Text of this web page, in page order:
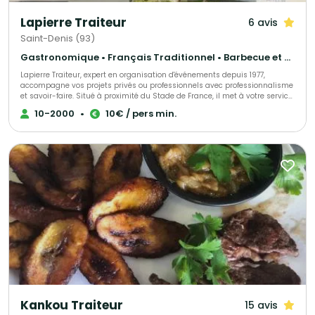
Lapierre Traiteur 6 avis
Saint-Denis (93)
Gastronomique • Français Traditionnel • Barbecue et grillades
Lapierre Traiteur, expert en organisation d'événements depuis 1977,
accompagne vos projets privés ou professionnels avec professionnalisme
et savoir-faire. Situé à proximité du Stade de France, il met à votre service
une cuisine traditionnelle et d'exception, élaborée à partir de produits frais
et locaux. Grâce à une équipe de collaborateurs expérimentés, Lapierre
sociales.
10-2000 • 10€ / pers min.
Kankou Traiteur 15 avis